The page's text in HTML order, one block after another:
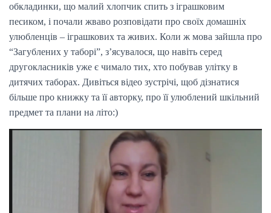
обкладинки, що малий хлопчик спить з іграшковим
песиком, і почали жваво розповідати про своїх домашніх
улюбленців – іграшкових та живих. Коли ж мова зайшла про
“Загублених у таборі”, з’ясувалося, що навіть серед
другокласників уже є чимало тих, хто побував улітку в
дитячих таборах. Дивіться відео зустрічі, щоб дізнатися
більше про книжку та її авторку, про її улюблений шкільний
предмет та плани на літо:)